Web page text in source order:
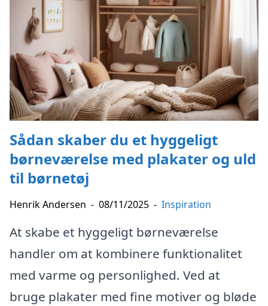
Sådan skaber du et hyggeligt
børneværelse med plakater og uld
til børnetøj
Henrik Andersen - 08/11/2025 - Inspiration
At skabe et hyggeligt børneværelse
handler om at kombinere funktionalitet
med varme og personlighed. Ved at
bruge plakater med fine motiver og bløde